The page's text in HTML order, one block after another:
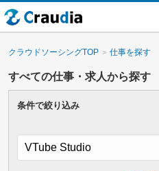
クラウドソーシングTOP 仕事を探す
すべての仕事・求人から探す
条件で絞り込み